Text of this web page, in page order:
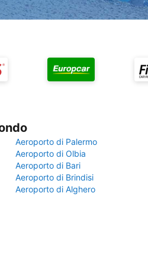
Aeroporto di Palermo
Aeroporto di Olbia
Aeroporto di Bari
Aeroporto di Brindisi
Aeroporto di Alghero